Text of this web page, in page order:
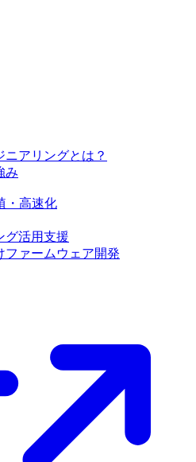
アリングとは？
み
・高速化
グ活用支援
ファームウェア開発